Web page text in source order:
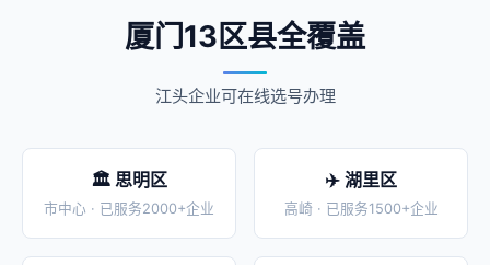
厦门13区县全覆盖
江头企业可在线选号办理
🏛️ 思明区
市中心 · 已服务2000+企业
✈️ 湖里区
高崎 · 已服务1500+企业